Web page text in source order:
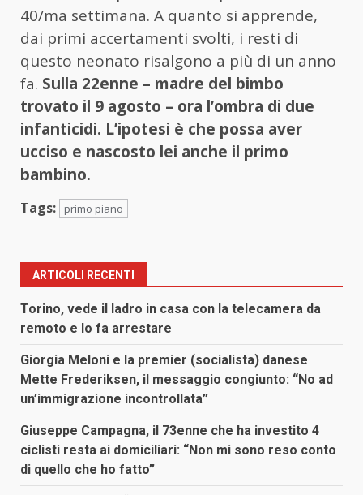
40/ma settimana. A quanto si apprende,
dai primi accertamenti svolti, i resti di
questo neonato risalgono a più di un anno
fa. Sulla 22enne – madre del bimbo
trovato il 9 agosto – ora l’ombra di due
infanticidi. L’ipotesi è che possa aver
ucciso e nascosto lei anche il primo
bambino.
Tags: primo piano
ARTICOLI RECENTI
Torino, vede il ladro in casa con la telecamera da
remoto e lo fa arrestare
Giorgia Meloni e la premier (socialista) danese
Mette Frederiksen, il messaggio congiunto: “No ad
un’immigrazione incontrollata”
Giuseppe Campagna, il 73enne che ha investito 4
ciclisti resta ai domiciliari: “Non mi sono reso conto
di quello che ho fatto”